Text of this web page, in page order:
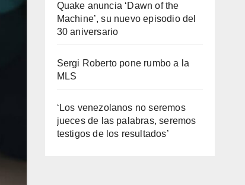
Quake anuncia ‘Dawn of the
Machine’, su nuevo episodio del
30 aniversario
Sergi Roberto pone rumbo a la
MLS
‘Los venezolanos no seremos
jueces de las palabras, seremos
testigos de los resultados’